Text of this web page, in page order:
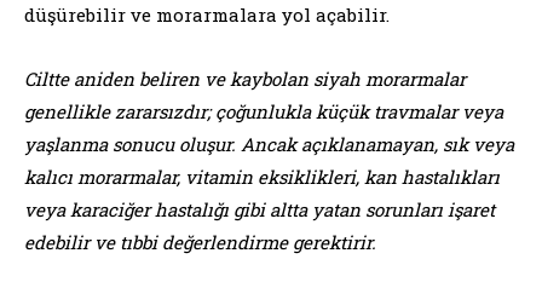
düşürebilir ve morarmalara yol açabilir.
Ciltte aniden beliren ve kaybolan siyah morarmalar
genellikle zararsızdır; çoğunlukla küçük travmalar veya
yaşlanma sonucu oluşur. Ancak açıklanamayan, sık veya
kalıcı morarmalar, vitamin eksiklikleri, kan hastalıkları
veya karaciğer hastalığı gibi altta yatan sorunları işaret
edebilir ve tıbbi değerlendirme gerektirir.